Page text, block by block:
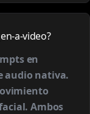
a-video?
en
audio nativa.
Ambos